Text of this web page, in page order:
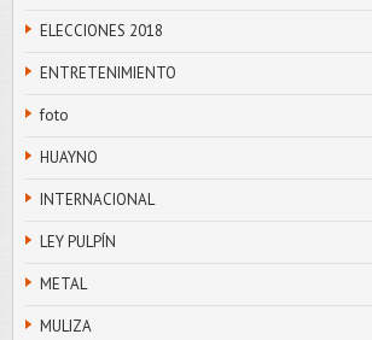
ELECCIONES 2018
ENTRETENIMIENTO
foto
HUAYNO
INTERNACIONAL
LEY PULPÍN
METAL
MULIZA